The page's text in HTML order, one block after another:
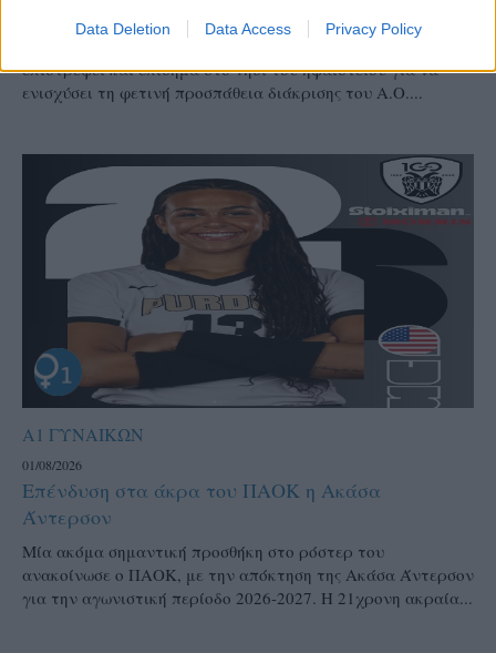
Data Deletion Data Access Privacy Policy
επιστρέφει και επίσημα στο νησί του ηφαιστείου για να
ενισχύσει τη φετινή προσπάθεια διάκρισης του Α.Ο....
Α1 ΓΥΝΑΙΚΩΝ
01/08/2026
Επένδυση στα άκρα του ΠΑΟΚ η Ακάσα
Άντερσον
Μία ακόμα σημαντική προσθήκη στο ρόστερ του
ανακοίνωσε ο ΠΑΟΚ, με την απόκτηση της Ακάσα Άντερσον
για την αγωνιστική περίοδο 2026-2027. Η 21χρονη ακραία...